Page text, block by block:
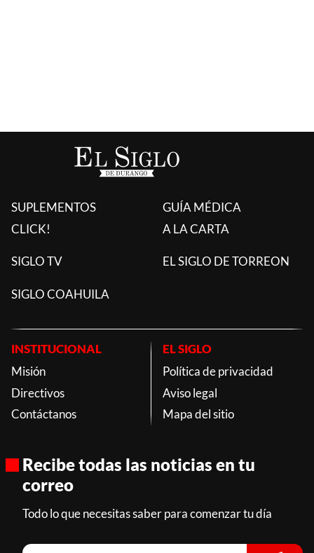
SUPLEMENTOS
CLICK!
GUÍA MÉDICA
A LA CARTA
SIGLO TV EL SIGLO DE TORREON
SIGLO COAHUILA
INSTITUCIONAL
Misión
Directivos
Contáctanos
EL SIGLO
Política de privacidad
Aviso legal
Mapa del sitio
Recibe todas las noticias en tu
correo
Todo lo que necesitas saber para comenzar tu día